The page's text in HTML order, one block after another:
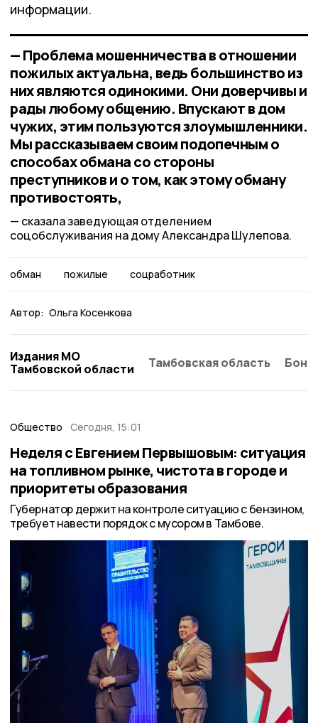
информации.
— Проблема мошенничества в отношении
пожилых актуальна, ведь большинство из
них являются одинокими. Они доверчивы и
рады любому общению. Впускают в дом
чужих, этим пользуются злоумышленники.
Мы рассказываем своим подопечным о
способах обмана со стороны
преступников и о том, как этому обману
противостоять,
сказала заведующая отделением
соцобслуживания на дому Александра Шулепова.
обман пожилые соцработник
Автор: Ольга Косенкова
Издания МО
Тамбовской области
Тамбовская область
Общество Сегодня, 15:01
Неделя с Евгением Первышовым: ситуация
на топливном рынке, чистота в городе и
приоритеты образования
Губернатор держит на контроле ситуацию с бензином,
требует навести порядок с мусором в Тамбове.